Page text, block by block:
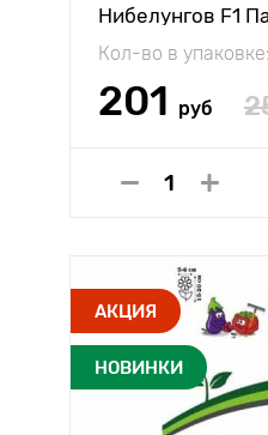
Нибелунгов F1
Кол-во в упаковке:
201 руб
АКЦИЯ
НОВИНКИ